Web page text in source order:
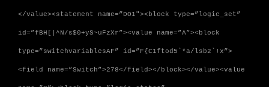
</value><statement name=”DO1″><block type=”logic_set”
id=”fBH[|^N/s$0+yS~uFzXr”><value name=”A”><block
type=”switchvariablesAF” id=”F{C1ftod5`*a/lsb2`!x”>
<field name=”Switch”>278</field></block></value><value